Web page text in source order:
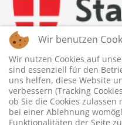
Wir benutzen
Wir nutzen Cookies auf
sind essenziell für den
uns helfen, diese Website
verbessern (Tracking
ob Sie die Cookies
bei einer Ablehnung
Funktionalitäten der Seite